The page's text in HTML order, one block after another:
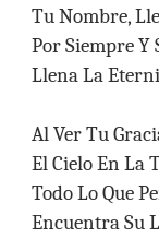
Tu Nombre,
Por Siempre Y
Llena La
Al Ver Tu
El Cielo En La
Todo Lo Que
Encuentra Su